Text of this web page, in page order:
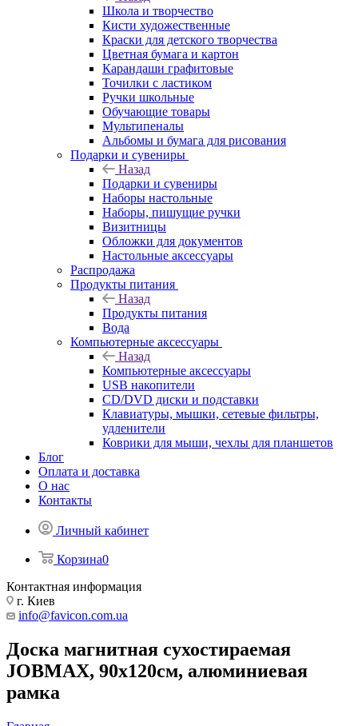
Школа и творчество
Кисти художественные
Краски для детского творчества
Цветная бумага и картон
Карандаши графитовые
Точилки с ластиком
Ручки школьные
Обучающие товары
Мультипеналы
Альбомы и бумага для рисования
Подарки и сувениры
Назад
Подарки и сувениры
Наборы настольные
Наборы, пишущие ручки
Визитницы
Обложки для документов
Настольные аксессуары
Распродажа
Продукты питания
Назад
Продукты питания
Вода
Компьютерные аксессуары
Назад
Компьютерные аксессуары
USB накопители
CD/DVD диски и подставки
Клавиатуры, мышки, сетевые фильтры,
удленители
Коврики для мыши, чехлы для планшетов
Блог
Оплата и доставка
О нас
Контакты
Личный кабинет
Корзина0
Контактная информация
г. Киев
info@favicon.com.ua
Доска магнитная сухостираемая
JOBMAX, 90х120см, алюминиевая
рамка